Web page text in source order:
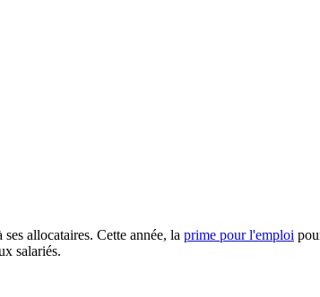
allocataires. Cette année, la prime pour l'emploi
salariés.